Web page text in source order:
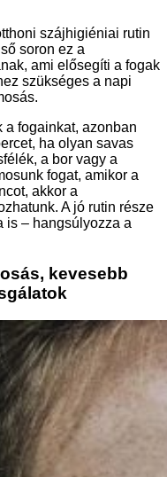
szájhigiéniai rutin
soron ez a
ami elősegíti a fogak
szükséges a napi
a fogainkat, azonban
ha olyan savas
a bor vagy a
fogat, amikor a
akkor a
A jó rutin része
is – hangsúlyozza a
kevesebb